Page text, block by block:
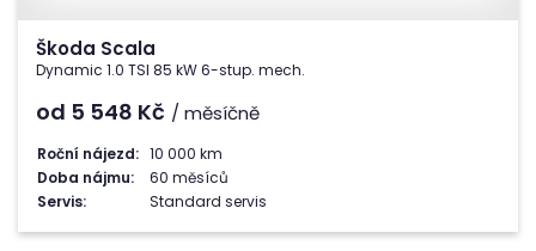
Škoda Scala
Dynamic 1.0 TSI 85 kW 6-stup. mech.
od 5 548 Kč / měsíčně
Roční nájezd: 10 000 km
Doba nájmu:
60 měsíců
Servis:
Standard servis